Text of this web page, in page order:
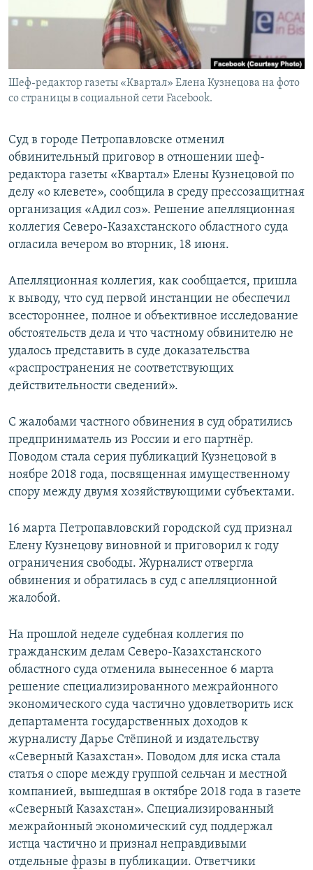
Шеф-редактор газеты «Квартал» Елена Кузнецова на фото
со страницы в социальной сети Facebook.
Суд в городе Петропавловске отменил
обвинительный приговор в отношении шеф-
редактора газеты «Квартал» Елены Кузнецовой по
делу «о клевете», сообщила в среду прессозащитная
организация «Адил соз». Решение апелляционная
коллегия Северо-Казахстанского областного суда
огласила вечером во вторник, 18 июня.
Апелляционная коллегия, как сообщается, пришла
к выводу, что суд первой инстанции не обеспечил
всестороннее, полное и объективное исследование
обстоятельств дела и что частному обвинителю не
удалось представить в суде доказательства
«распространения не соответствующих
действительности сведений».
С жалобами частного обвинения в суд обратились
предприниматель из России и его партнёр.
Поводом стала серия публикаций Кузнецовой в
ноябре 2018 года, посвященная имущественному
спору между двумя хозяйствующими субъектами.
16 марта Петропавловский городской суд признал
Елену Кузнецову виновной и приговорил к году
ограничения свободы. Журналист отвергла
обвинения и обратилась в суд с апелляционной
жалобой.
На прошлой неделе судебная коллегия по
гражданским делам Северо-Казахстанского
областного суда отменила вынесенное 6 марта
решение специализированного межрайонного
экономического суда частично удовлетворить иск
департамента государственных доходов к
журналисту Дарье Стёпиной и издательству
«Северный Казахстан». Поводом для иска стала
статья о споре между группой сельчан и местной
компанией, вышедшая в октябре 2018 года в газете
«Северный Казахстан». Специализированный
межрайонный экономический суд поддержал
истца частично и признал неправдивыми
отдельные фразы в публикации. Ответчики